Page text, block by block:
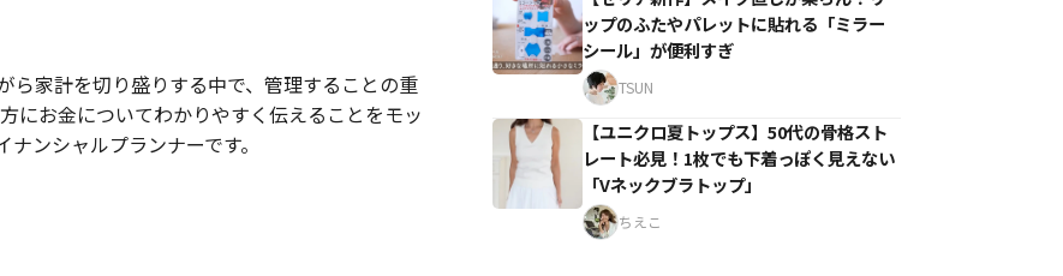
ら家計を切り盛りする中で、管理することの重
にお金についてわかりやすく伝えることをモッ
ンシャルプランナーです。
ップのふたやパレットに貼れる「ミラー
シール」が便利すぎ
TSUN
【ユニクロ夏トップス】50代の骨格スト
レート必見！1枚でも下着っぽく見えない
「Vネックブラトップ」
ちえこ